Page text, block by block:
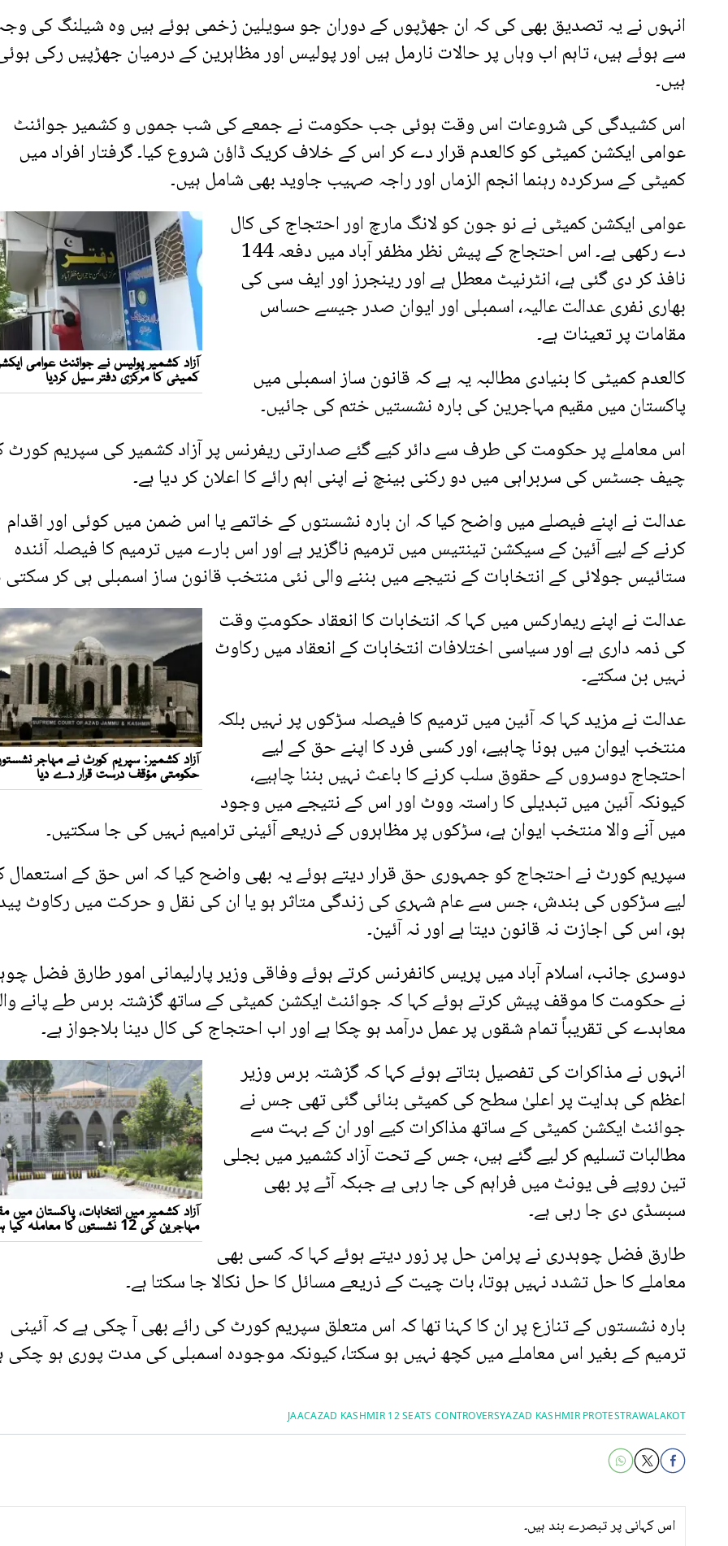
انہوں نے یہ تصدیق بھی کی کہ ان جھڑپوں کے دوران جو سویلین زخمی ہوئے ہیں وہ شیلنگ کی
سے ہوئے ہیں، تاہم اب وہاں پر حالات نارمل ہیں اور پولیس اور مظاہرین کے درمیان جھڑپیں رکی
ہیں۔
اس کشیدگی کی شروعات اس وقت ہوئی جب حکومت نے جمعے کی شب جموں و کشمیر جوائنٹ
عوامی ایکشن کمیٹی کو کالعدم قرار دے کر اس کے خلاف کریک ڈاؤن شروع کیا۔ گرفتار افراد میں
کمیٹی کے سرکردہ رہنما انجم الزماں اور راجہ صہیب جاوید بھی شامل ہیں۔
عوامی ایکشن کمیٹی نے نو جون کو لانگ مارچ اور احتجاج کی کال
دے رکھی ہے۔ اس احتجاج کے پیش نظر مظفر آباد میں دفعہ 144
نافذ کر دی گئی ہے، انٹرنیٹ معطل ہے اور رینجرز اور ایف سی کی
بھاری نفری عدالت عالیہ، اسمبلی اور ایوان صدر جیسے حساس
مقامات پر تعینات ہے۔
کالعدم کمیٹی کا بنیادی مطالبہ یہ ہے کہ قانون ساز اسمبلی میں
پاکستان میں مقیم مہاجرین کی بارہ نشستیں ختم کی جائیں۔
اس معاملے پر حکومت کی طرف سے دائر کیے گئے صدارتی ریفرنس پر آزاد کشمیر کی سپریم کورٹ
چیف جسٹس کی سربراہی میں دو رکنی بینچ نے اپنی اہم رائے کا اعلان کر دیا ہے۔
عدالت نے اپنے فیصلے میں واضح کیا کہ ان بارہ نشستوں کے خاتمے یا اس ضمن میں کوئی اور اقدام
کرنے کے لیے آئین کے سیکشن تینتیس میں ترمیم ناگزیر ہے اور اس بارے میں ترمیم کا فیصلہ آئندہ
ستائیس جولائی کے انتخابات کے نتیجے میں بننے والی نئی منتخب قانون ساز اسمبلی ہی کر سکتی
عدالت نے اپنے ریمارکس میں کہا کہ انتخابات کا انعقاد حکومتِ وقت
کی ذمہ داری ہے اور سیاسی اختلافات انتخابات کے انعقاد میں رکاوٹ
نہیں بن سکتے۔
عدالت نے مزید کہا کہ آئین میں ترمیم کا فیصلہ سڑکوں پر نہیں بلکہ
منتخب ایوان میں ہونا چاہیے، اور کسی فرد کا اپنے حق کے لیے
احتجاج دوسروں کے حقوق سلب کرنے کا باعث نہیں بننا چاہیے،
کیونکہ آئین میں تبدیلی کا راستہ ووٹ اور اس کے نتیجے میں وجود
میں آنے والا منتخب ایوان ہے، سڑکوں پر مظاہروں کے ذریعے آئینی ترامیم نہیں کی جا سکتیں۔
سپریم کورٹ نے احتجاج کو جمہوری حق قرار دیتے ہوئے یہ بھی واضح کیا کہ اس حق کے استعمال
لیے سڑکوں کی بندش، جس سے عام شہری کی زندگی متاثر ہو یا ان کی نقل و حرکت میں رکاوٹ
ہو، اس کی اجازت نہ قانون دیتا ہے اور نہ آئین۔
دوسری جانب، اسلام آباد میں پریس کانفرنس کرتے ہوئے وفاقی وزیر پارلیمانی امور طارق فضل
نے حکومت کا موقف پیش کرتے ہوئے کہا کہ جوائنٹ ایکشن کمیٹی کے ساتھ گزشتہ برس طے پانے
معاہدے کی تقریباً تمام شقوں پر عمل درآمد ہو چکا ہے اور اب احتجاج کی کال دینا بلاجواز ہے۔
انہوں نے مذاکرات کی تفصیل بتاتے ہوئے کہا کہ گزشتہ برس وزیر
اعظم کی ہدایت پر اعلیٰ سطح کی کمیٹی بنائی گئی تھی جس نے
جوائنٹ ایکشن کمیٹی کے ساتھ مذاکرات کیے اور ان کے بہت سے
مطالبات تسلیم کر لیے گئے ہیں، جس کے تحت آزاد کشمیر میں بجلی
تین روپے فی یونٹ میں فراہم کی جا رہی ہے جبکہ آٹے پر بھی
سبسڈی دی جا رہی ہے۔
طارق فضل چوہدری نے پرامن حل پر زور دیتے ہوئے کہا کہ کسی بھی
معاملے کا حل تشدد نہیں ہوتا، بات چیت کے ذریعے مسائل کا حل نکالا جا سکتا ہے۔
بارہ نشستوں کے تنازع پر ان کا کہنا تھا کہ اس متعلق سپریم کورٹ کی رائے بھی آ چکی ہے کہ آئینی
ترمیم کے بغیر اس معاملے میں کچھ نہیں ہو سکتا، کیونکہ موجودہ اسمبلی کی مدت پوری ہو چکی
RAWALAKOT
AZAD KASHMIR PROTEST
AZAD KASHMIR 12 SEATS CONTROVERSY
JAAC
اس کہانی پر تبصرے بند ہیں۔